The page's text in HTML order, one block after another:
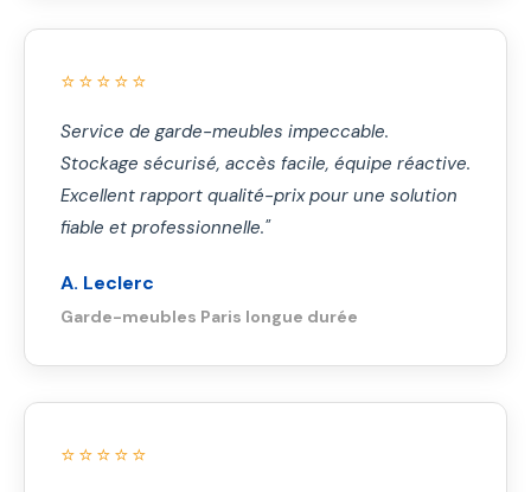
⭐⭐⭐⭐⭐
Service de garde-meubles impeccable.
Stockage sécurisé, accès facile, équipe réactive.
Excellent rapport qualité-prix pour une solution
fiable et professionnelle."
A. Leclerc
Garde-meubles Paris longue durée
⭐⭐⭐⭐⭐